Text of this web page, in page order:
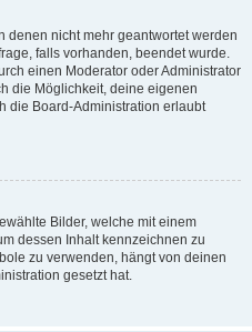
denen nicht mehr geantwortet werden
falls vorhanden, beendet wurde.
einen Moderator oder Administrator
die Möglichkeit, deine eigenen
die Board-Administration erlaubt
Bilder, welche mit einem
dessen Inhalt kennzeichnen zu
zu verwenden, hängt von deinen
gesetzt hat.